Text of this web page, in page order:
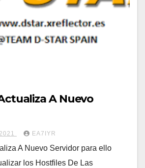
A Nuevo
EA7IYR
A Nuevo Servidor para ello
los Hostfiles De Las